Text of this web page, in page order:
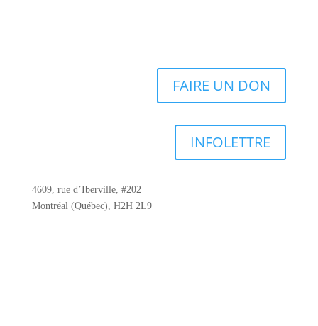
FAIRE UN DON
INFOLETTRE
4609, rue d’Iberville, #202
Montréal (Québec), H2H 2L9